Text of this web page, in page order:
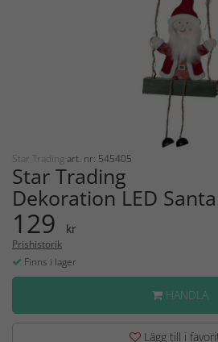
Star Trading art. nr: 545405
Star Trading
Dekoration LED Santa
129 kr
Prishistorik
Finns i lager
HANDLA
Lägg till i